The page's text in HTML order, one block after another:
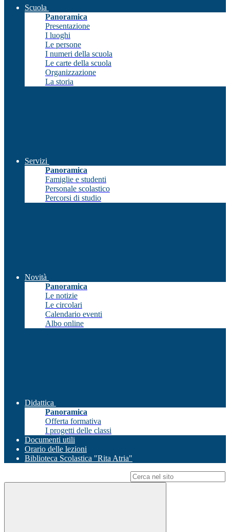
Scuola
Panoramica
Presentazione
I luoghi
Le persone
I numeri della scuola
Le carte della scuola
Organizzazione
La storia
Servizi
Panoramica
Famiglie e studenti
Personale scolastico
Percorsi di studio
Novità
Panoramica
Le notizie
Le circolari
Calendario eventi
Albo online
Didattica
Panoramica
Offerta formativa
I progetti delle classi
Documenti utili
Orario delle lezioni
Biblioteca Scolastica "Rita Atria"